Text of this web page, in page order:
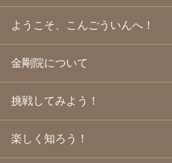
2009年10月(20)
2009年9月 (20)
2009年6月(22)
2009年5月(20)
2009年4月
(24)
2009年3月(21)
2009年2月(19)
2009年1月(25)
ようこそ、こんごういんへ！
金剛院について
挑戦してみよう！
楽しく知ろう！